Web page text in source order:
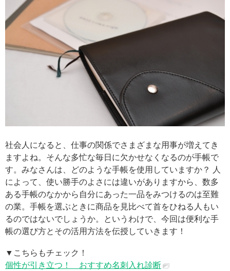
社会人になると、仕事の関係でさまざまな用事が増えてき
ますよね。そんな多忙な毎日に欠かせなくなるのが手帳で
す。みなさんは、どのような手帳を使用していますか？ 人
によって、使い勝手のよさには違いがありますから、数多
ある手帳のなかから自分にあった一品をみつけるのは至難
の業。手帳を選ぶときに商品を見比べて首をひねる人もい
るのではないでしょうか。というわけで、今回は便利な手
帳の選び方とその活用方法を伝授していきます！
▼こちらもチェック！
個性が引き立つ！ おすすめ名刺入れ診断